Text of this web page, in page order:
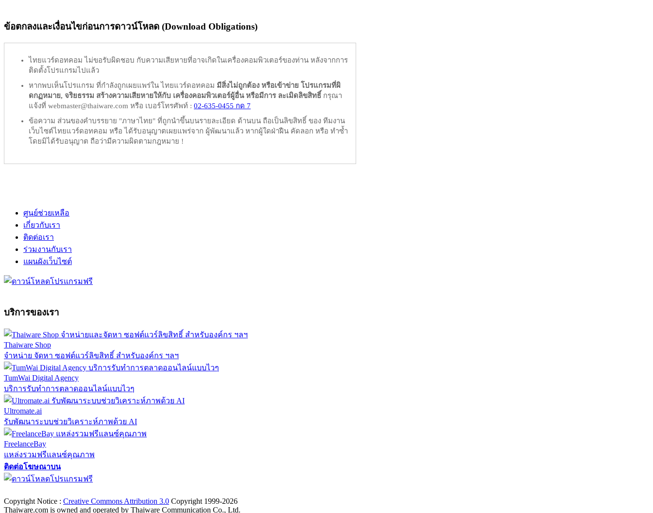
ข้อตกลงและเงื่อนไขก่อนการดาวน์โหลด (Download Obligations)
ไทยแวร์ดอทคอม ไม่ขอรับผิดชอบ กับความเสียหายที่อาจเกิดในเครื่องคอมพิวเตอร์ของท่าน หลังจากการ
ติดตั้งโปรแกรมไปแล้ว
หากพบเห็นโปรแกรม ที่กำลังถูกเผยแพร่ใน ไทยแวร์ดอทคอม มีสิ่งไม่ถูกต้อง หรือเข้าข่าย โปรแกรมที่ผิ
ดกฏหมาย, จริยธรรม สร้างความเสียหายให้กับ เครื่องคอมพิวเตอร์ผู้อื่น หรือมีการ ละเมิดลิขสิทธิ์ กรุณา
แจ้งที่ webmaster@thaiware.com หรือ เบอร์โทรศัพท์ : 02-635-0455 กด 7
ข้อความ ส่วนของคำบรรยาย "ภาษาไทย" ที่ถูกนำขึ้นบนรายละเอียด ด้านบน ถือเป็นลิขสิทธิ์ ของ ทีมงาน
เว็บไซต์ไทยแวร์ดอทคอม หรือ ได้รับอนุญาตเผยแพร่จาก ผู้พัฒนาแล้ว หากผู้ใดฝ่าฝืน คัดลอก หรือ ทำซ้ำ
โดยมิได้รับอนุญาต ถือว่ามีความผิดตามกฎหมาย !
ศูนย์ช่วยเหลือ
เกี่ยวกับเรา
ติดต่อเรา
ร่วมงานกับเรา
แผนผังเว็บไซต์
บริการของเรา
Thaiware Shop
จำหน่าย จัดหา ซอฟต์แวร์ลิขสิทธิ์ สำหรับองค์กร ฯลฯ
TumWai Digital Agency
บริการรับทำการตลาดออนไลน์แบบไวๆ
Ultromate.ai
รับพัฒนาระบบช่วยวิเคราะห์ภาพด้วย AI
FreelanceBay
แหล่งรวมฟรีแลนซ์คุณภาพ
ติดต่อโฆษณาบน
Copyright Notice : Creative Commons Attribution 3.0 Copyright 1999-2026
Thaiware.com is owned and operated by Thaiware Communication Co., Ltd.